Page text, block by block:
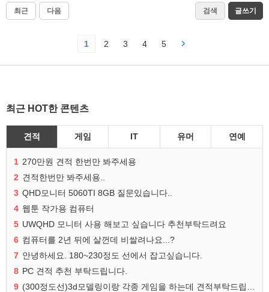
최근 다음 검색 글쓰기
1 2 3 4 5
최근 HOT한 콘텐츠
견적 게임 IT 유머 연예
1 270만원 견적 한번만 봐주세용
2 견적한번만 봐주세용..
3 QHD모니터 5060TI 8GB 질문있습니다..
4 웹툰 작가용 컴퓨터
5 UWQHD 모니터 사용 해보고 싶습니다 추천부탁드려요
6 컴퓨터를 2년 뒤에 살껀데 비쌀려나요...?
7 안녕하세요. 180~230정도 선에서 잡고싶습니다.
8 PC 견적 추천 부탁드립니다.
9